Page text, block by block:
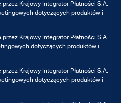
przez Krajowy Integrator Płatności S.A.
dotyczących produktów i
przez Krajowy Integrator Płatności S.A.
dotyczących produktów i
przez Krajowy Integrator Płatności S.A.
dotyczących produktów i